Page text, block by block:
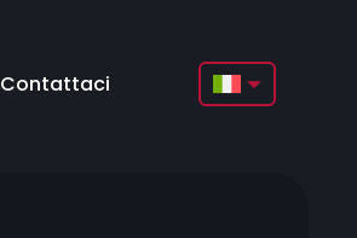
Contattaci